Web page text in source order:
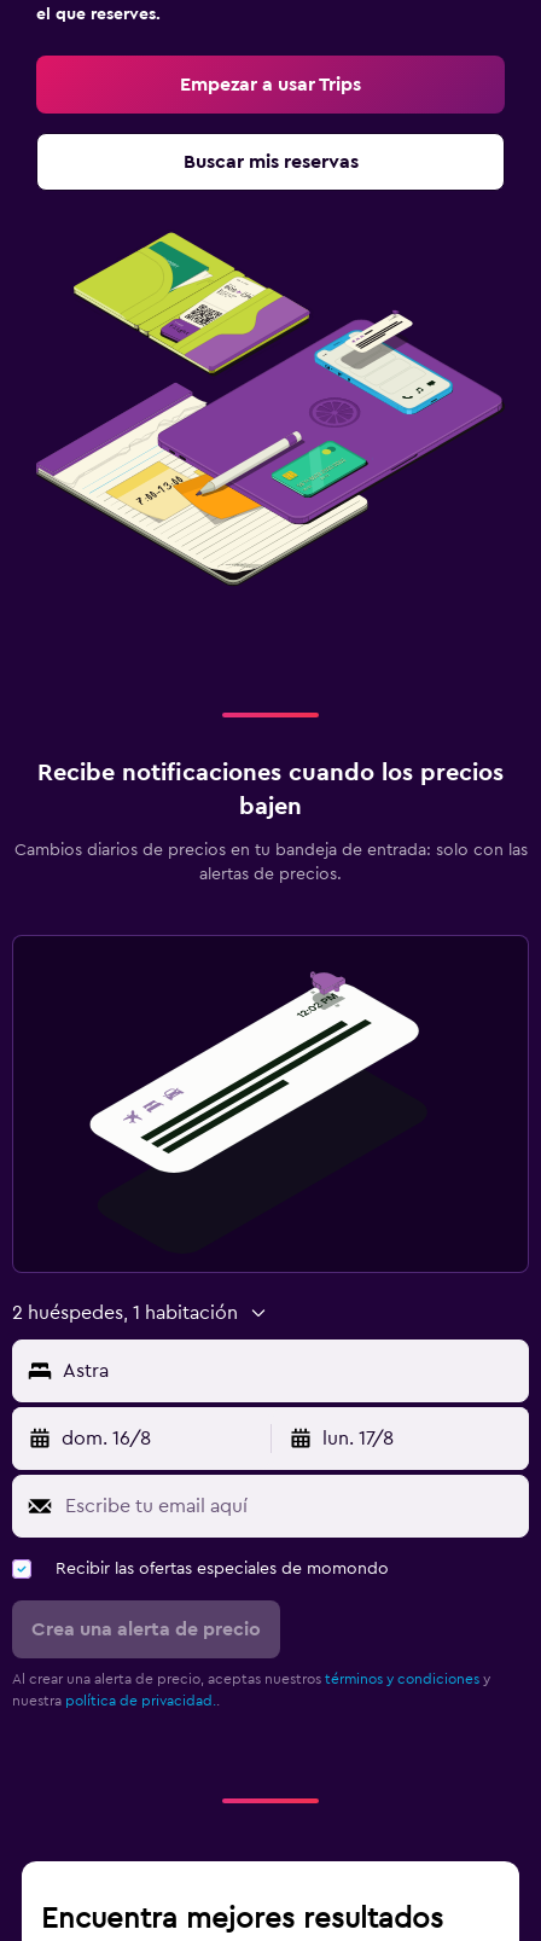
Comedor
Restaurante
Mesa de comedor
Zona de trabajo
Salud y seguridad
Botiquín de primeros auxilios
Lavandería
el que reserves.
Empezar a usar Trips
Buscar mis reservas
Recibe notificaciones cuando los precios
bajen
Cambios diarios de precios en tu bandeja de entrada: solo con las
alertas de precios.
2 huéspedes, 1 habitación
Astra
dom. 16/8 lun. 17/8
Recibir las ofertas especiales de momondo
Crea una alerta de precio
Al crear una alerta de precio, aceptas nuestros términos y condiciones y
nuestra política de privacidad.
Encuentra mejores resultados